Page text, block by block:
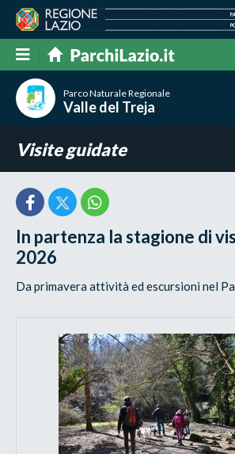
Parco Naturale Regionale
Valle del Treja
Visite guidate
In partenza la stagione di
2026
Da primavera attività ed escursioni nel